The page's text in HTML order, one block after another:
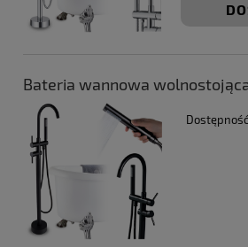
Bateria wannowa